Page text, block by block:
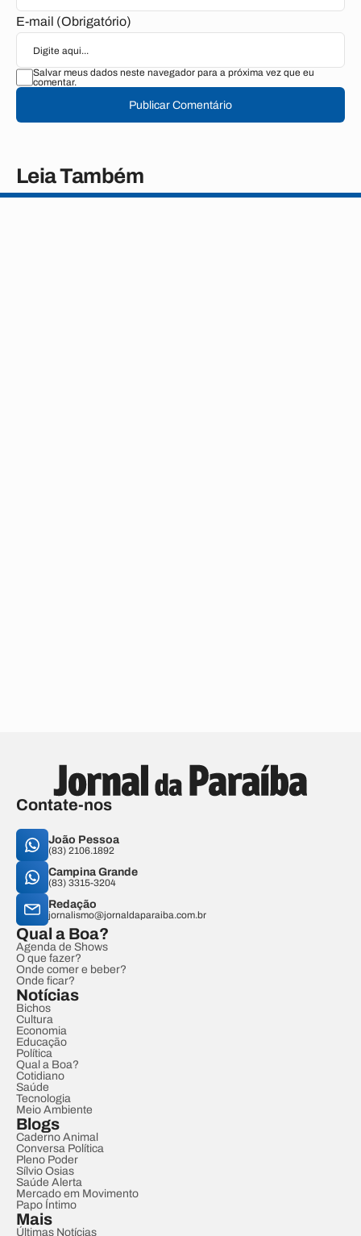
E-mail (Obrigatório)
Salvar meus dados neste navegador para a próxima vez que eu
comentar.
Publicar Comentário
Leia Também
Contate-nos
João Pessoa
(83) 2106.1892
Campina Grande
(83) 3315-3204
Redação
jornalismo@jornaldaparaiba.com.br
Qual a Boa?
Agenda de Shows
O que fazer?
Onde comer e beber?
Onde ficar?
Notícias
Bichos
Cultura
Economia
Educação
Política
Qual a Boa?
Cotidiano
Saúde
Tecnologia
Meio Ambiente
Blogs
Caderno Animal
Conversa Política
Pleno Poder
Sílvio Osias
Saúde Alerta
Mercado em Movimento
Papo Íntimo
Mais
Últimas Notícias